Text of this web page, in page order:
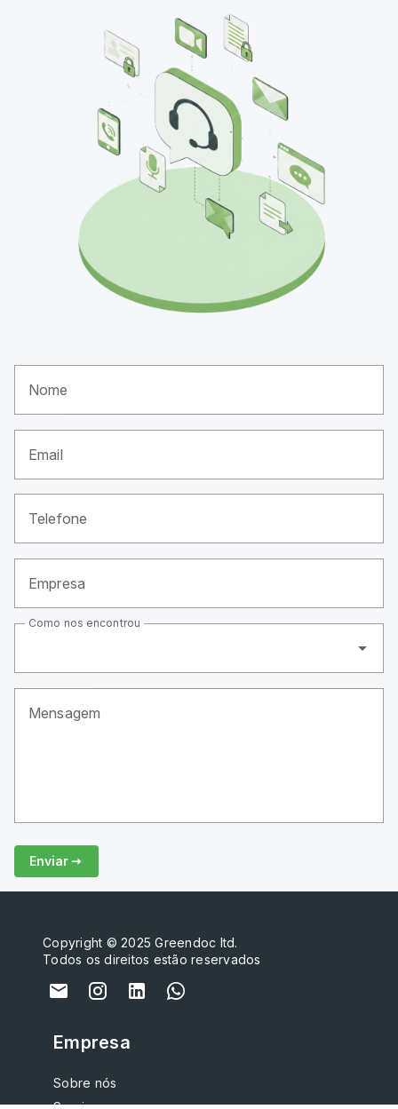
Nome
Email
Telefone
Empresa
Como nos encontrou
Mensagem
Enviar
Copyright © 2025 Greendoc ltd.
Todos os direitos estão reservados
Empresa
Sobre nós